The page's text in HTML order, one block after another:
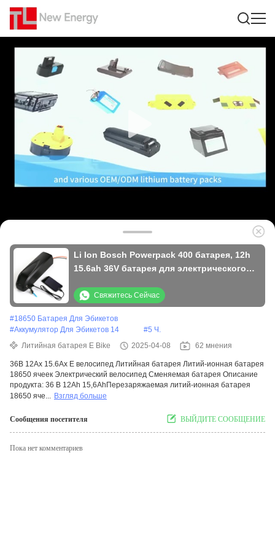
Li Ion Bosch Powerpack 400 батарея, 12h
15.6ah 36V батарея для электрического
Свяжитесь Сейчас
#18650 Батарея Для Эбикетов
#Аккумулятор Для Эбикетов 14 #5 Ч.
Литийная батарея E Bike
2025-04-08 62 мнения
36В 12Ах 15.6Ах E велосипед Литийная батарея Литий-ионная батарея
18650 ячеек Электрический велосипед Сменяемая батарея Описание
продукта: 36 В 12Ah 15,6AhПерезаряжаемая литий-ионная батарея
18650 яче... Взгляд больше
Сообщения посетителя ВЫЙДИТЕ СООБЩЕНИЕ
Пока нет комментариев